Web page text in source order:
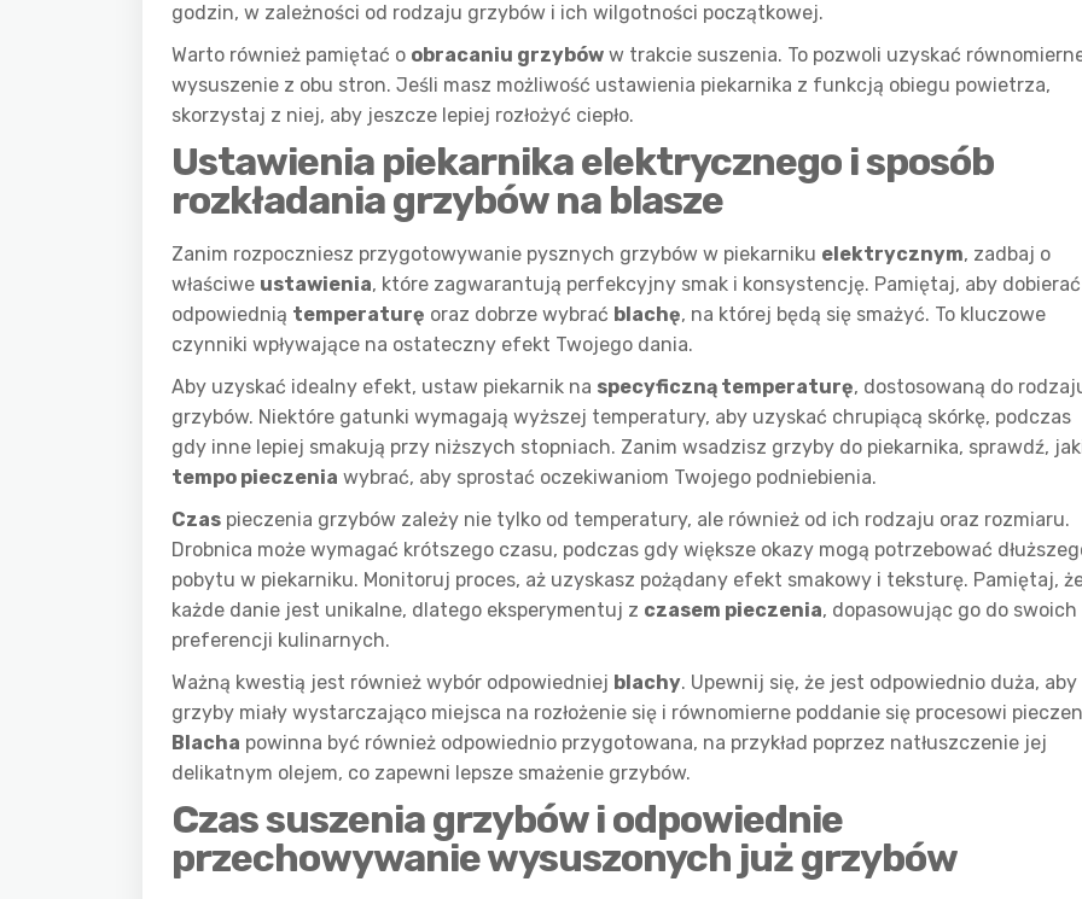
godzin, w zależności od rodzaju grzybów i ich wilgotności początkowej.
Warto również pamiętać o obracaniu grzybów w trakcie suszenia. To pozwoli uzyskać
wysuszenie z obu stron. Jeśli masz możliwość ustawienia piekarnika z funkcją obiegu powietrza,
skorzystaj z niej, aby jeszcze lepiej rozłożyć ciepło.
Ustawienia piekarnika elektrycznego i sposób
rozkładania grzybów na blasze
Zanim rozpoczniesz przygotowywanie pysznych grzybów w piekarniku elektrycznym, zadbaj o
właściwe ustawienia, które zagwarantują perfekcyjny smak i konsystencję. Pamiętaj, aby dobierać
odpowiednią temperaturę oraz dobrze wybrać blachę, na której będą się smażyć. To kluczowe
czynniki wpływające na ostateczny efekt Twojego dania.
Aby uzyskać idealny efekt, ustaw piekarnik na specyficzną temperaturę, dostosowaną do
grzybów. Niektóre gatunki wymagają wyższej temperatury, aby uzyskać chrupiącą skórkę, podczas
gdy inne lepiej smakują przy niższych stopniach. Zanim wsadzisz grzyby do piekarnika, sprawdź,
tempo pieczenia wybrać, aby sprostać oczekiwaniom Twojego podniebienia.
Czas pieczenia grzybów zależy nie tylko od temperatury, ale również od ich rodzaju oraz rozmiaru.
Drobnica może wymagać krótszego czasu, podczas gdy większe okazy mogą potrzebować
pobytu w piekarniku. Monitoruj proces, aż uzyskasz pożądany efekt smakowy i teksturę. Pamiętaj,
każde danie jest unikalne, dlatego eksperymentuj z czasem pieczenia, dopasowując go do swoich
preferencji kulinarnych.
Ważną kwestią jest również wybór odpowiedniej blachy. Upewnij się, że jest odpowiednio duża, aby
grzyby miały wystarczająco miejsca na rozłożenie się i równomierne poddanie się procesowi
Blacha powinna być również odpowiednio przygotowana, na przykład poprzez natłuszczenie jej
delikatnym olejem, co zapewni lepsze smażenie grzybów.
Czas suszenia grzybów i odpowiednie
przechowywanie wysuszonych już grzybów